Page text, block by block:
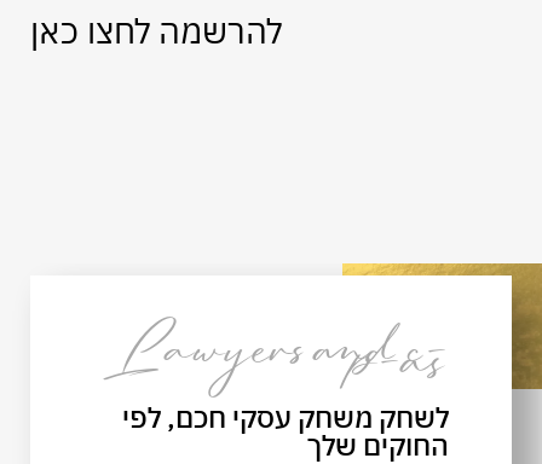
להרשמה לחצו כאן
Lawyers and c-
p-as
לשחק משחק עסקי חכם, לפי
החוקים שלך